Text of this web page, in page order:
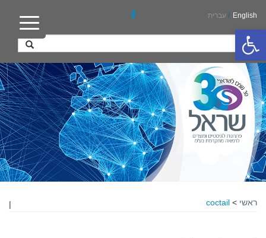
פתח סרגל נגישות
English
/ עברית
ראשי >
coctail
|